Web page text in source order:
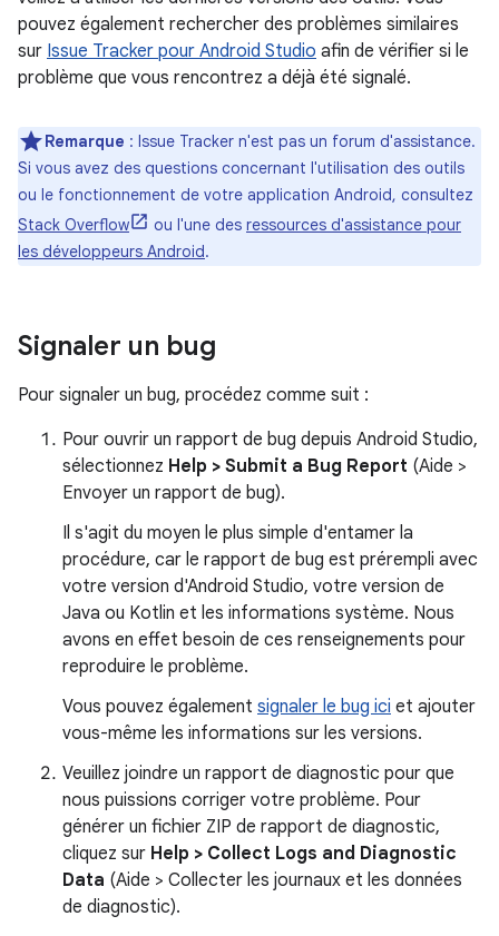
pouvez également rechercher des problèmes similaires
sur Issue Tracker pour Android Studio afin de vérifier si le
problème que vous rencontrez a déjà été signalé.
Remarque : Issue Tracker n'est pas un forum d'assistance.
Si vous avez des questions concernant l'utilisation des outils
ou le fonctionnement de votre application Android, consultez
Stack Overflow
ou l'une des ressources d'assistance pour
les développeurs Android.
Signaler un bug
Pour signaler un bug, procédez comme suit :
Pour ouvrir un rapport de bug depuis Android Studio,
sélectionnez Help > Submit a Bug Report (Aide >
Envoyer un rapport de bug).
Il s'agit du moyen le plus simple d'entamer la
procédure, car le rapport de bug est prérempli avec
votre version d'Android Studio, votre version de
Java ou Kotlin et les informations système. Nous
avons en effet besoin de ces renseignements pour
reproduire le problème.
Vous pouvez également signaler le bug ici et ajouter
vous-même les informations sur les versions.
Veuillez joindre un rapport de diagnostic pour que
nous puissions corriger votre problème. Pour
générer un fichier ZIP de rapport de diagnostic,
cliquez sur Help > Collect Logs and Diagnostic
Data (Aide > Collecter les journaux et les données
de diagnostic).